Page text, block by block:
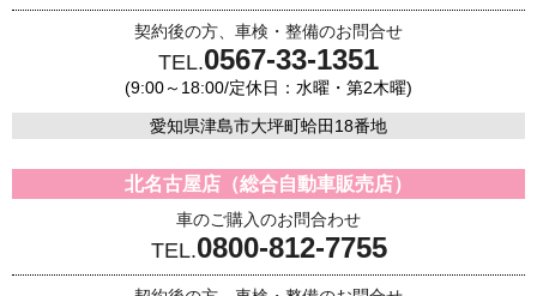
契約後の方、車検・整備のお問合せ
TEL.0567-33-1351
(9:00～18:00/定休日：水曜・第2木曜)
愛知県津島市大坪町蛤田18番地
北名古屋店（総合自動車販売店）
車のご購入のお問合わせ
TEL.0800-812-7755